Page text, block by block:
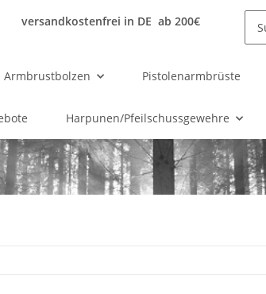
versandkostenfrei in DE ab 200€
Armbrustbolzen Pistolenarmbrüste
Harpunen/Pfeilschussgewehre